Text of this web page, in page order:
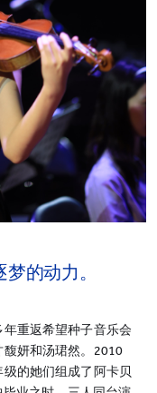
的动力。
重返希望种子音乐会
妍和汤珺然。2010
的她们组成了阿卡贝